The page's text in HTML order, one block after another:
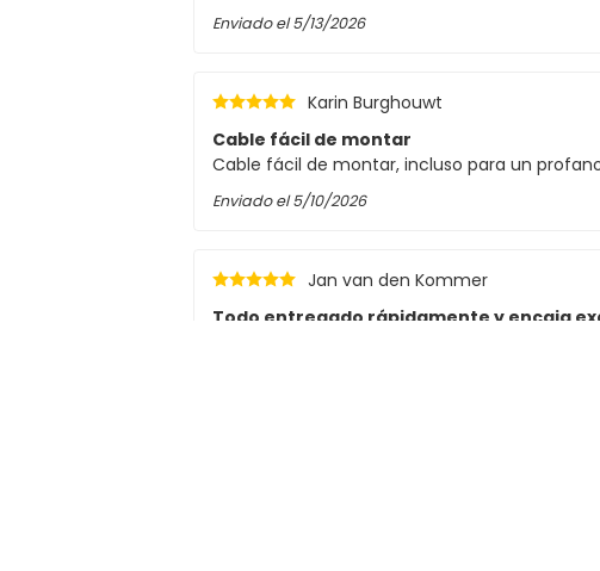
Enviado el5/13/2026
Karin Burghouwt
Cable fácil de montar
Cable fácil de montar, incluso para un
Enviado el5/10/2026
Jan van den Kommer
Todo entregado rápidamente y encaja